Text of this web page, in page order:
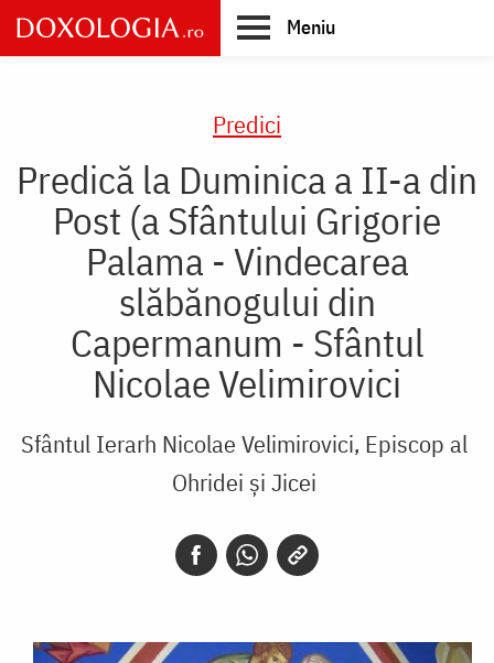
Skip
to
main
Meniu
Predici
Predică la Duminica a II-a din
Post (a Sfântului Grigorie
Palama - Vindecarea
slăbănogului din
Capermanum - Sfântul
Nicolae Velimirovici
Sfântul Ierarh Nicolae Velimirovici, Episcop al
Ohridei și Jicei